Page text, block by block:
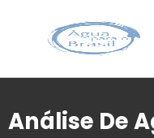
Análise De